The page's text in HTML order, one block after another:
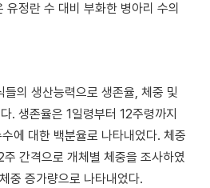
정란 수 대비 부화한 병아리 수의
의 생산능력으로 생존율, 체중 및
. 생존율은 1일령부터 12주령까지
에 대한 백분율로 나타내었다. 체중
간격으로 개체별 체중을 조사하였
중 증가량으로 나타내었다.